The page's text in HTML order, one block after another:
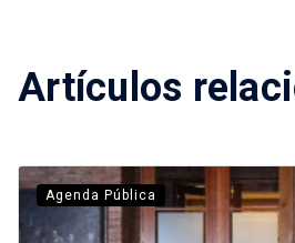
Artículos
Agenda Pública